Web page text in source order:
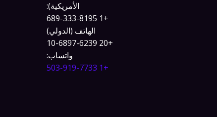
الأمريكية):
+1 689-333-8195
الهاتف (الدولي)
+20 10-6897-6239
واتساب:
+1 503-919-7733​